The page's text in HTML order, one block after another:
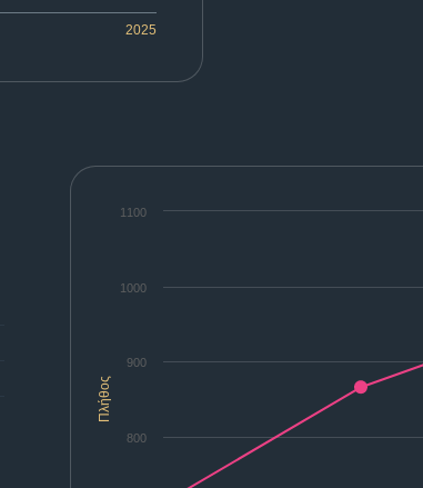
2025
Πλήθος
800
900
1000
1100